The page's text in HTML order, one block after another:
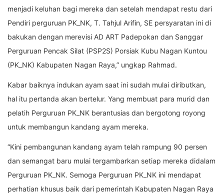
menjadi keluhan bagi mereka dan setelah mendapat restu dari
Pendiri perguruan PK_NK, T. Tahjul Arifin, SE persyaratan ini di
bakukan dengan merevisi AD ART Padepokan dan Sanggar
Perguruan Pencak Silat (PSP2S) Porsiak Kubu Nagan Kuntou
(PK_NK) Kabupaten Nagan Raya,” ungkap Rahmad.
Kabar baiknya indukan ayam saat ini sudah mulai diributkan,
hal itu pertanda akan bertelur. Yang membuat para murid dan
pelatih Perguruan PK_NK berantusias dan bergotong royong
untuk membangun kandang ayam mereka.
“Kini pembangunan kandang ayam telah rampung 90 persen
dan semangat baru mulai tergambarkan setiap mereka didalam
Perguruan PK_NK. Semoga Perguruan PK_NK ini mendapat
perhatian khusus baik dari pemerintah Kabupaten Nagan Raya